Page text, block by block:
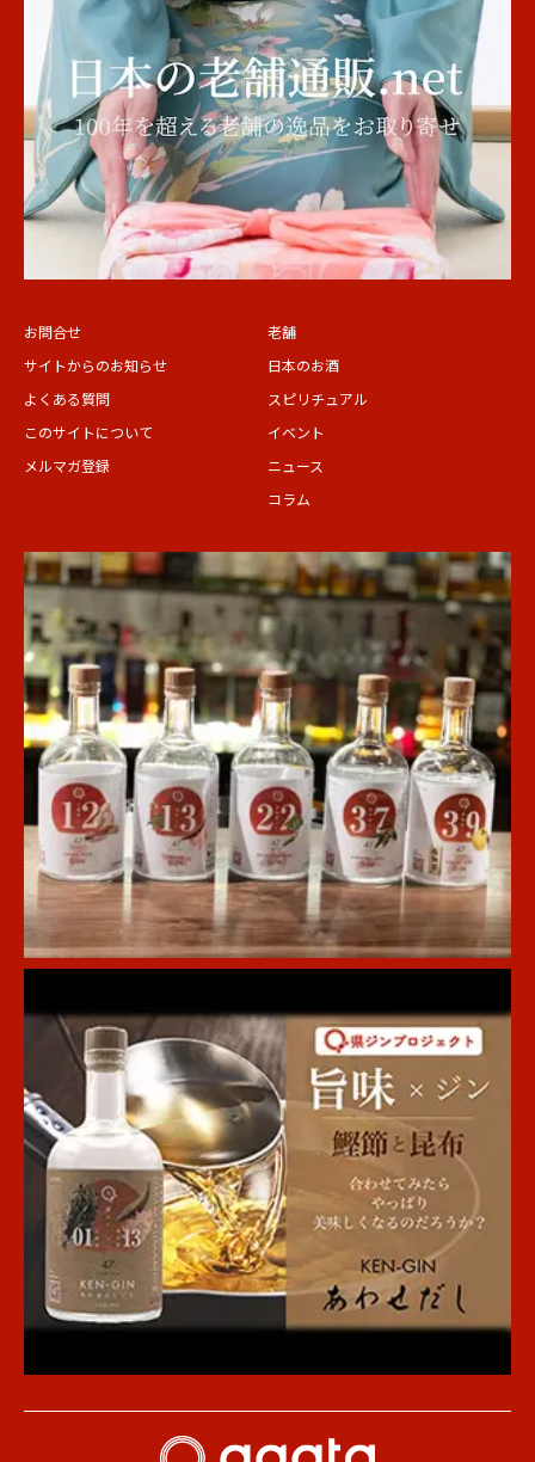
お問合せ
サイトからのお知らせ
よくある質問
このサイトについて
メルマガ登録
老舗
日本のお酒
スピリチュアル
イベント
ニュース
コラム